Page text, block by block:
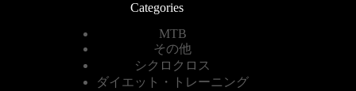
Categories
MTB
その他
シクロクロス
ダイエット・トレーニング